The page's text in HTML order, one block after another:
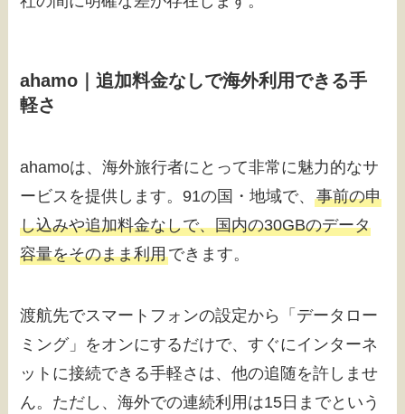
ahamo｜追加料金なしで海外利用できる手
軽さ
ahamoは、海外旅行者にとって非常に魅力的なサ
ービスを提供します。91の国・地域で、事前の申
し込みや追加料金なしで、国内の30GBのデータ
容量をそのまま利用できます。
渡航先でスマートフォンの設定から「データロー
ミング」をオンにするだけで、すぐにインターネ
ットに接続できる手軽さは、他の追随を許しませ
ん。ただし、海外での連続利用は15日までという